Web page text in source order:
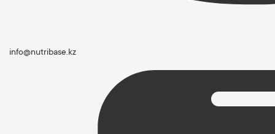
info@nutribase.kz